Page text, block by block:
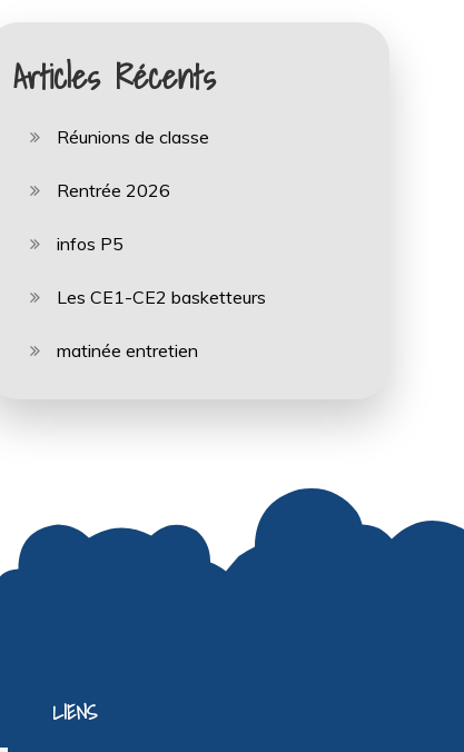
Articles Récents
Réunions de classe
Rentrée 2026
infos P5
Les CE1-CE2 basketteurs
matinée entretien
LIENS